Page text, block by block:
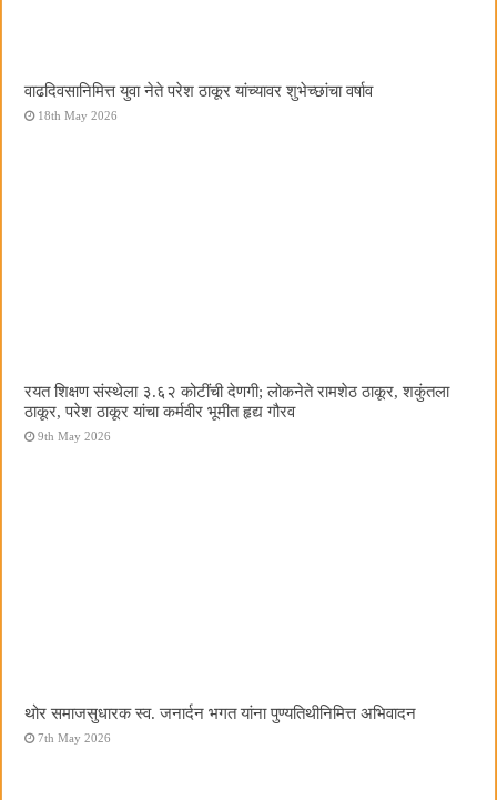
वाढदिवसानिमित्त युवा नेते परेश ठाकूर यांच्यावर शुभेच्छांचा वर्षाव
18th May 2026
रयत शिक्षण संस्थेला ३.६२ कोटींची देणगी; लोकनेते रामशेठ ठाकूर, शकुंतला
ठाकूर, परेश ठाकूर यांचा कर्मवीर भूमीत हृद्य गौरव
9th May 2026
थोर समाजसुधारक स्व. जनार्दन भगत यांना पुण्यतिथीनिमित्त अभिवादन
7th May 2026